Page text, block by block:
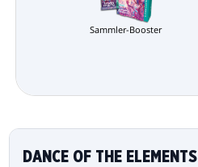
Sammler-Booster
DANCE OF THE ELEMENTS